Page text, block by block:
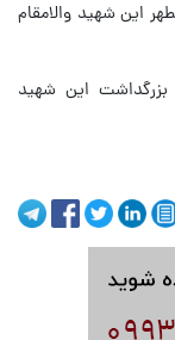
این شهید والامقام
این شهید